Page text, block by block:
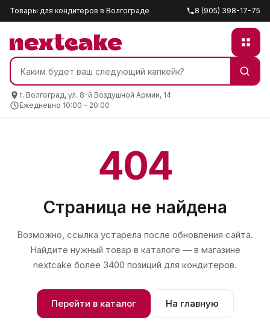
Товары для кондитеров в Волгограде 8 (905) 398-17-75
г. Волгоград, ул. 8-й Воздушной Армии, 14
Ежедневно 10:00 – 20:00
404
Страница не найдена
Возможно, ссылка устарела после обновления сайта.
Найдите нужный товар в каталоге — в магазине
nextcake более 3400 позиций для кондитеров.
Перейти в каталог На главную